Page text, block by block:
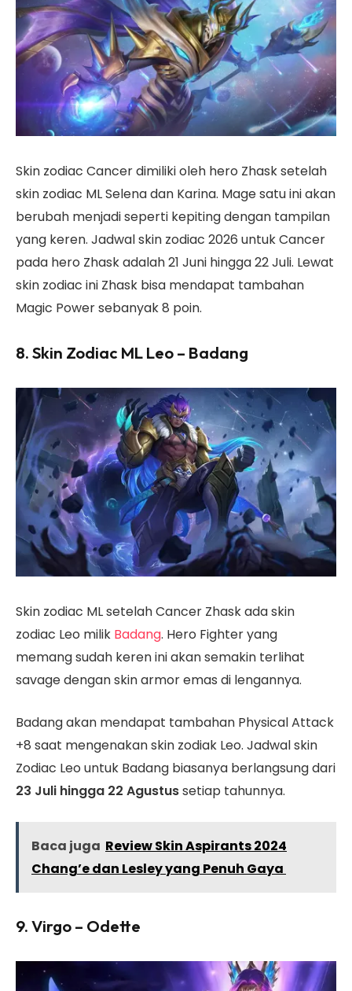
Skin zodiac Cancer dimiliki oleh hero Zhask setelah
skin zodiac ML Selena dan Karina. Mage satu ini akan
berubah menjadi seperti kepiting dengan tampilan
yang keren. Jadwal skin zodiac 2026 untuk Cancer
pada hero Zhask adalah 21 Juni hingga 22 Juli. Lewat
skin zodiac ini Zhask bisa mendapat tambahan
Magic Power sebanyak 8 poin.
8. Skin Zodiac ML Leo – Badang
Skin zodiac ML setelah Cancer Zhask ada skin
zodiac Leo milik Badang. Hero Fighter yang
memang sudah keren ini akan semakin terlihat
savage dengan skin armor emas di lengannya.
Badang akan mendapat tambahan Physical Attack
+8 saat mengenakan skin zodiak Leo. Jadwal skin
Zodiac Leo untuk Badang biasanya berlangsung dari
23 Juli hingga 22 Agustussetiap tahunnya.
Baca juga Review Skin Aspirants 2024
Chang’e dan Lesley yang Penuh Gaya
9. Virgo – Odette